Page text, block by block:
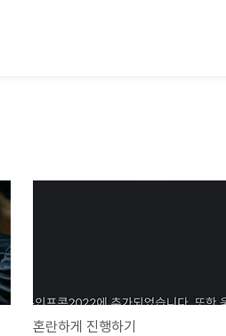
혼란하게 진행하기